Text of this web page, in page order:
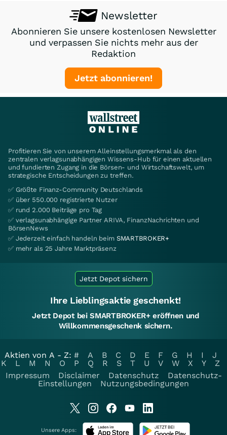
Newsletter
Abonnieren Sie unsere kostenlosen Newsletter
und verpassen Sie nichts mehr aus der
Redaktion
Jetzt abonnieren!
Profitieren Sie von unserem Alleinstellungsmerkmal als den
zentralen verlagsunabhängigen Wissens-Hub für einen aktuellen
und fundierten Zugang in die Börsen- und Wirtschaftswelt, um
strategische Entscheidungen zu treffen.
✅ Größte Finanz-Community Deutschlands
✅ über 550.000 registrierte Nutzer
✅ rund 2.000 Beiträge pro Tag
✅ verlagsunabhängige Partner ARIVA, FinanzNachrichten und
BörsenNews
✅ Jederzeit einfach handeln beim SMARTBROKER+
✅ mehr als 25 Jahre Marktpräsenz
Jetzt Depot sichern
Ihre Lieblingsaktie geschenkt!
Jetzt Depot bei SMARTBROKER+ eröffnen und
Willkommensgeschenk sichern.
Aktien von A - Z: # A B C D E F G H I
J
K
L M N O P Q R S T U V W X Y
Z
Impressum
Disclaimer Datenschutz
Datenschutz-
Einstellungen
Nutzungsbedingungen
Unsere Apps: